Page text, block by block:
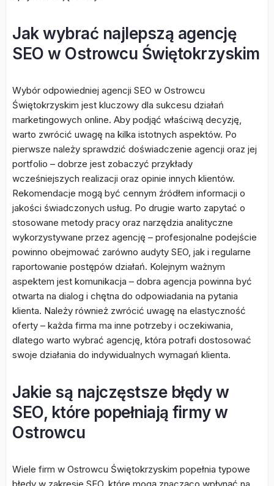
Jak wybrać najlepszą agencję
SEO w Ostrowcu Świętokrzyskim
Wybór odpowiedniej agencji SEO w Ostrowcu
Świętokrzyskim jest kluczowy dla sukcesu działań
marketingowych online. Aby podjąć właściwą decyzję,
warto zwrócić uwagę na kilka istotnych aspektów. Po
pierwsze należy sprawdzić doświadczenie agencji oraz jej
portfolio – dobrze jest zobaczyć przykłady
wcześniejszych realizacji oraz opinie innych klientów.
Rekomendacje mogą być cennym źródłem informacji o
jakości świadczonych usług. Po drugie warto zapytać o
stosowane metody pracy oraz narzędzia analityczne
wykorzystywane przez agencję – profesjonalne podejście
powinno obejmować zarówno audyty SEO, jak i regularne
raportowanie postępów działań. Kolejnym ważnym
aspektem jest komunikacja – dobra agencja powinna być
otwarta na dialog i chętna do odpowiadania na pytania
klienta. Należy również zwrócić uwagę na elastyczność
oferty – każda firma ma inne potrzeby i oczekiwania,
dlatego warto wybrać agencję, która potrafi dostosować
swoje działania do indywidualnych wymagań klienta.
Jakie są najczęstsze błędy w
SEO, które popełniają firmy w
Ostrowcu
Wiele firm w Ostrowcu Świętokrzyskim popełnia typowe